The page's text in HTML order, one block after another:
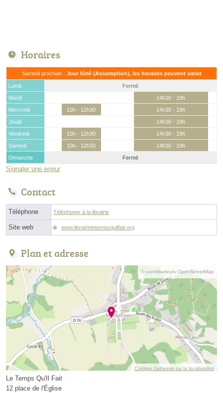
Horaires
Samedi prochain : Jour férié (Assomption), les horaires peuvent varier
Lundi
Fermé
Mardi
14h30 - 19h
Mercredi
10h - 12h30
14h30 - 19h
Jeudi
14h30 - 19h
Vendredi
10h - 12h30
14h30 - 19h
Samedi
10h - 12h30
14h30 - 19h
Dimanche
Fermé
Signaler une erreur
Contact
Téléphone Téléphoner à la librairie
Site web www.librairieletempsquilfait.org
Plan et adresse
© contributeurs OpenStreetMap
Corriger l’adresse ou la localisation
Le Temps Qu'Il Fait
12 place de l'Église